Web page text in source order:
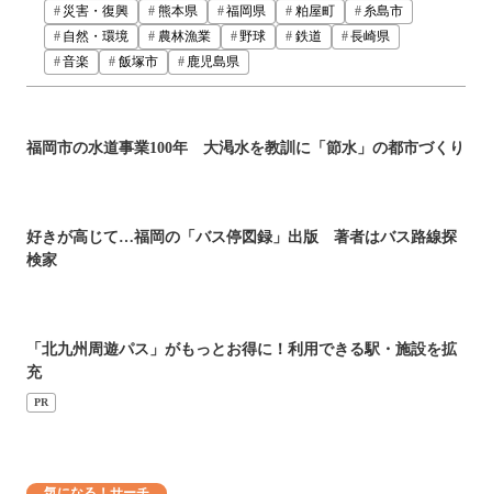
災害・復興
熊本県 福岡県 粕屋町
糸島市
自然・環境
農林漁業 野球 鉄道
長崎県
音楽
飯塚市 鹿児島県
福岡市の水道事業100年 大渇水を教訓に「節水」の都市づくり
好きが高じて…福岡の「バス停図録」出版 著者はバス路線探
検家
「北九州周遊パス」がもっとお得に！利用できる駅・施設を拡
充
PR